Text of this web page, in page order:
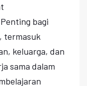
bagi
termasuk
keluarga, dan
sama dalam